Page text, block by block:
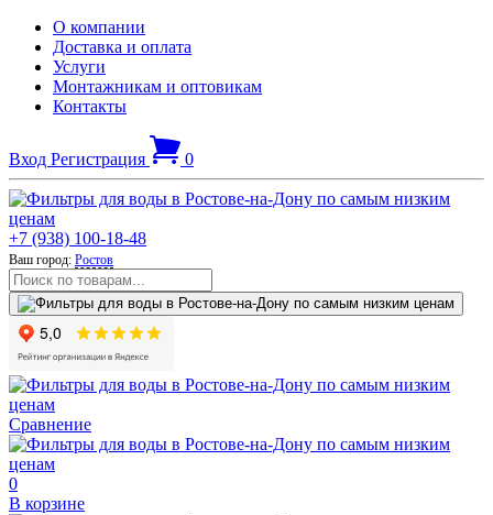
О компании
Доставка и оплата
Услуги
Монтажникам и оптовикам
Контакты
Вход Регистрация 0
+7 (938) 100-18-48
Ваш город: Ростов
Сравнение
0
В корзине